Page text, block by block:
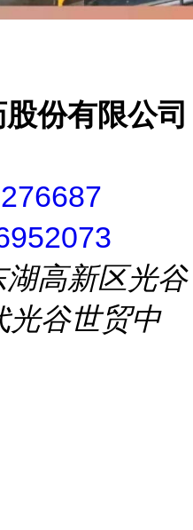
份有限公司
高新区光谷
光谷世贸中